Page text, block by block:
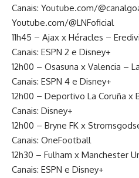
Canais: Youtube.com/
Youtube.com/@LNFoficial
11h45 – Ajax x Héracles –
Canais: ESPN 2 e Disney+
12h00 – Osasuna x Valencia –
Canais: ESPN 4 e Disney+
12h00 – Deportivo La Coruña x
Canais: Disney+
12h00 – Bryne FK x
Canais: OneFootball
12h30 – Fulham x Manchester
Canais: ESPN e Disney+